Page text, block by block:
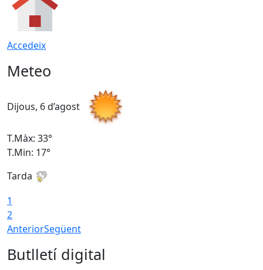
Accedeix
Meteo
Dijous, 6 d’agost
T.Màx: 33°
T.Min: 17°
Tarda
1
2
AnteriorSegüent
Butlletí digital